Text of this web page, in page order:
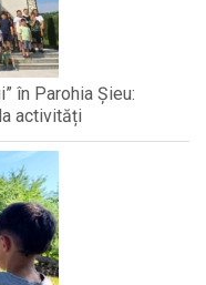
în Parohia Șieu:
activități